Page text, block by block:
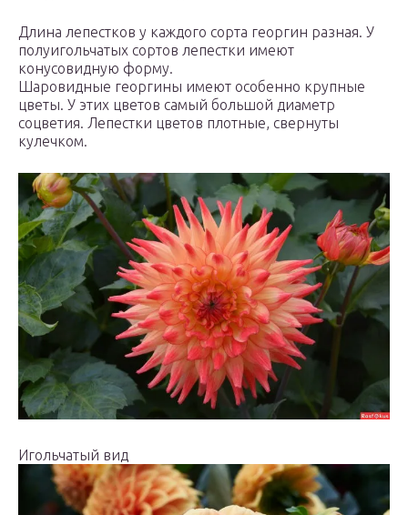
Длина лепестков у каждого сорта георгин разная. У
полуигольчатых сортов лепестки имеют
конусовидную форму.
Шаровидные георгины имеют особенно крупные
цветы. У этих цветов самый большой диаметр
соцветия. Лепестки цветов плотные, свернуты
кулечком.
Игольчатый вид